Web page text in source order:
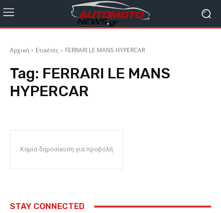
Αρχική Ετικέτες FERRARI LE MANS HYPERCAR
Tag: FERRARI LE MANS
HYPERCAR
Καμία δημοσίευση για προβολή
STAY CONNECTED